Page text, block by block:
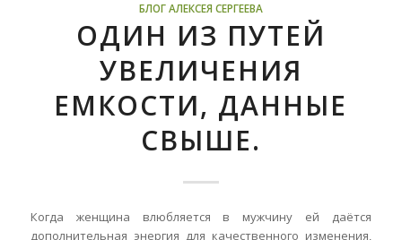
БЛОГ АЛЕКСЕЯ СЕРГЕЕВА
ОДИН ИЗ ПУТЕЙ
УВЕЛИЧЕНИЯ
ЕМКОСТИ, ДАННЫЕ
СВЫШЕ.
Когда женщина влюбляется в мужчину ей даётся
дополнительная энергия для качественного изменения,